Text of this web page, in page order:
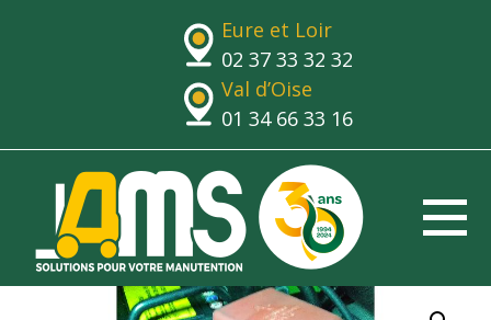
Eure et Loir
02 37 33 32 32
Val d’Oise
01 34 66 33 16